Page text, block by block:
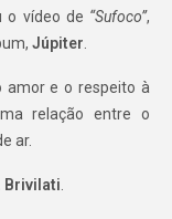
o vídeo de “Sufoco”,
Júpiter.
amor e o respeito à
relação entre o
ar.
Brivilati.